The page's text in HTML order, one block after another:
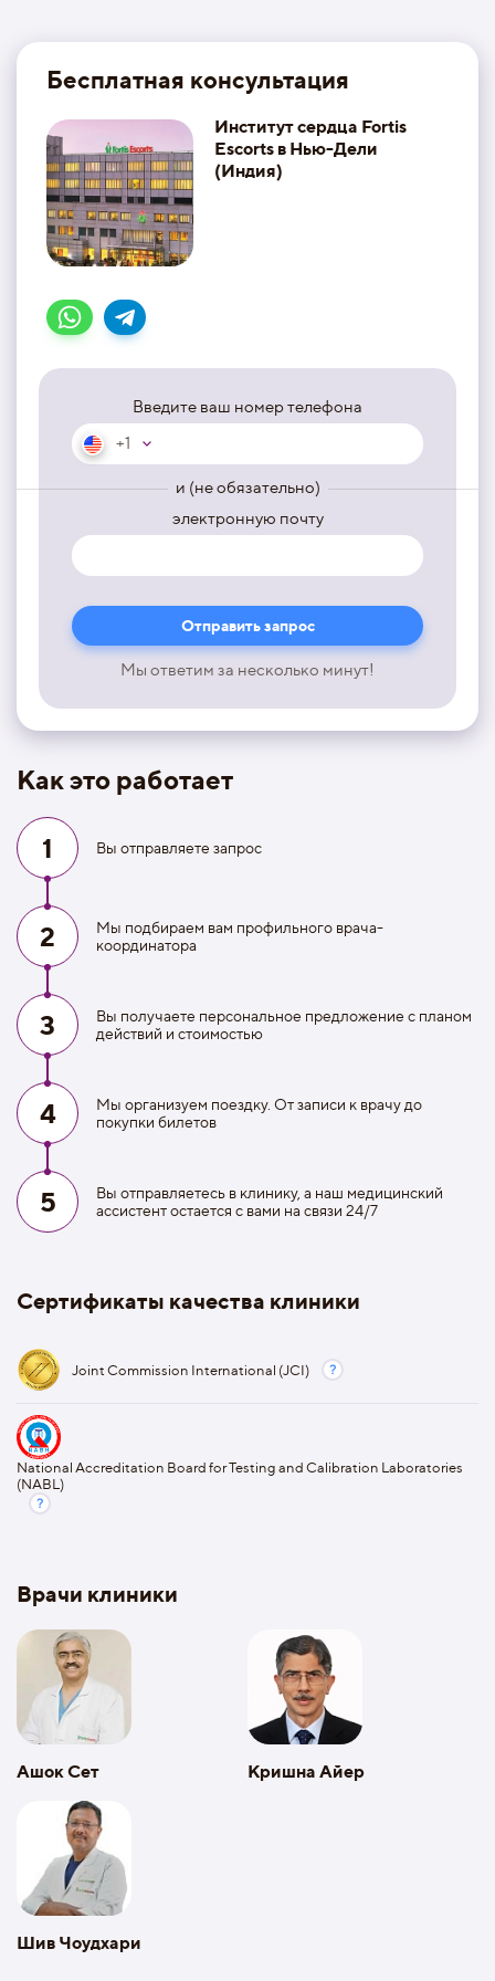
Бесплатная консультация
Институт сердца Fortis
Escorts в Нью-Дели
(Индия)
Введите ваш номер телефона
+1
и (не обязательно)
электронную почту
Мы ответим за несколько минут!
Как это работает
1 Вы отправляете запрос
2
Мы подбираем вам профильного врача-
координатора
3
Вы получаете персональное предложение с планом
действий и стоимостью
4
Мы организуем поездку. От записи к врачу до
покупки билетов
5
Вы отправляетесь в клинику, а наш медицинский
ассистент остается с вами на связи 24/7
Сертификаты качества клиники
Joint Commission International (JCI)
National Accreditation Board for Testing and Calibration Laboratories
(NABL)
Врачи клиники
Ашок Сет Кришна Айер
Шив Чоудхари